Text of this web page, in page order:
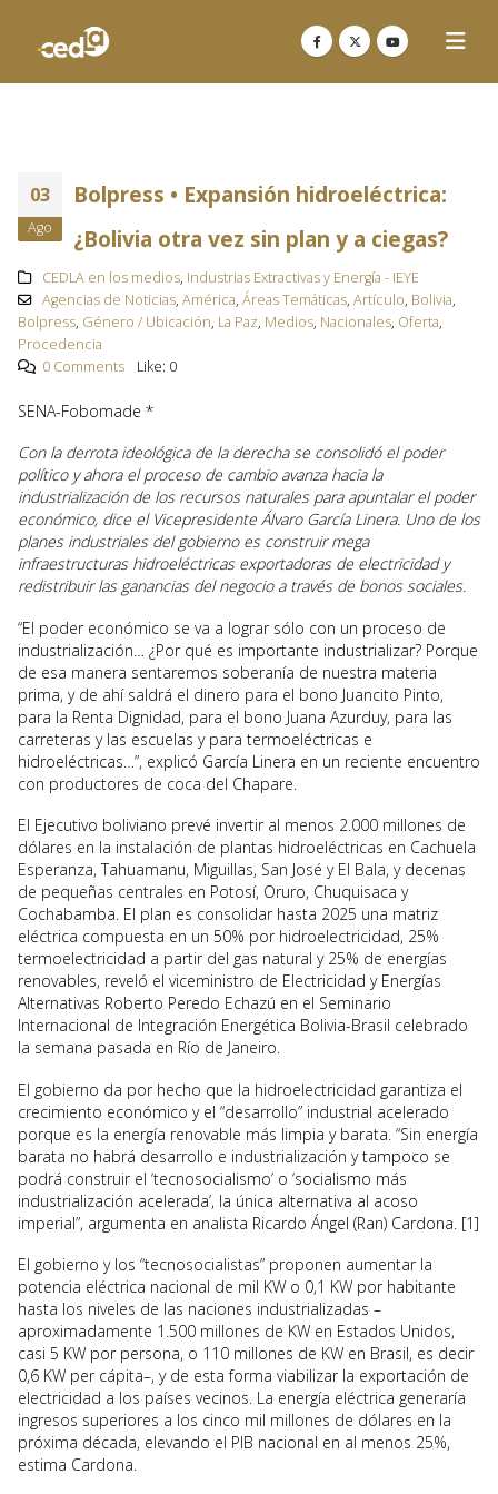
03
Ago
Bolpress • Expansión hidroeléctrica:
¿Bolivia otra vez sin plan y a ciegas?
CEDLA en los medios, Industrias Extractivas y Energía - IEYE
Agencias de Noticias, América, Áreas Temáticas, Artículo, Bolivia,
Bolpress, Género / Ubicación, La Paz, Medios, Nacionales, Oferta,
Procedencia
0 Comments
Like: 0
SENA-Fobomade *
Con la derrota ideológica de la derecha se consolidó el poder
político y ahora el proceso de cambio avanza hacia la
industrialización de los recursos naturales para apuntalar el poder
económico, dice el Vicepresidente Álvaro García Linera. Uno de los
planes industriales del gobierno es construir mega
infraestructuras hidroeléctricas exportadoras de electricidad y
redistribuir las ganancias del negocio a través de bonos sociales.
“El poder económico se va a lograr sólo con un proceso de
industrialización… ¿Por qué es importante industrializar? Porque
de esa manera sentaremos soberanía de nuestra materia
prima, y de ahí saldrá el dinero para el bono Juancito Pinto,
para la Renta Dignidad, para el bono Juana Azurduy, para las
carreteras y las escuelas y para termoeléctricas e
hidroeléctricas…”, explicó García Linera en un reciente encuentro
con productores de coca del Chapare.
El Ejecutivo boliviano prevé invertir al menos 2.000 millones de
dólares en la instalación de plantas hidroeléctricas en Cachuela
Esperanza, Tahuamanu, Miguillas, San José y El Bala, y decenas
de pequeñas centrales en Potosí, Oruro, Chuquisaca y
Cochabamba. El plan es consolidar hasta 2025 una matriz
eléctrica compuesta en un 50% por hidroelectricidad, 25%
termoelectricidad a partir del gas natural y 25% de energías
renovables, reveló el viceministro de Electricidad y Energías
Alternativas Roberto Peredo Echazú en el Seminario
Internacional de Integración Energética Bolivia-Brasil celebrado
la semana pasada en Río de Janeiro.
El gobierno da por hecho que la hidroelectricidad garantiza el
crecimiento económico y el “desarrollo” industrial acelerado
porque es la energía renovable más limpia y barata. “Sin energía
barata no habrá desarrollo e industrialización y tampoco se
podrá construir el ‘tecnosocialismo’ o ‘socialismo más
industrialización acelerada’, la única alternativa al acoso
imperial”, argumenta en analista Ricardo Ángel (Ran) Cardona. [1]
El gobierno y los “tecnosocialistas” proponen aumentar la
potencia eléctrica nacional de mil KW o 0,1 KW por habitante
hasta los niveles de las naciones industrializadas –
aproximadamente 1.500 millones de KW en Estados Unidos,
casi 5 KW por persona, o 110 millones de KW en Brasil, es decir
0,6 KW per cápita–, y de esta forma viabilizar la exportación de
electricidad a los países vecinos. La energía eléctrica generaría
ingresos superiores a los cinco mil millones de dólares en la
próxima década, elevando el PIB nacional en al menos 25%,
estima Cardona.